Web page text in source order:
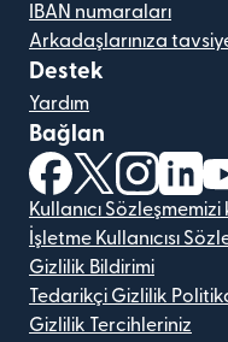
IBAN numaraları
Arkadaşlarınıza
Destek
Yardım
Bağlan
(yeni pencerede
(yeni (yeni
Kullanıcı
İşletme Kullanıcısı
Gizlilik Bildirimi
Tedarikçi Gizlilik
Gizlilik Tercihleriniz